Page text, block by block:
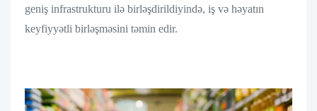
geniş infrastrukturu ilə birləşdirildiyində, iş və həyatın
keyfiyyətli birləşməsini təmin edir.